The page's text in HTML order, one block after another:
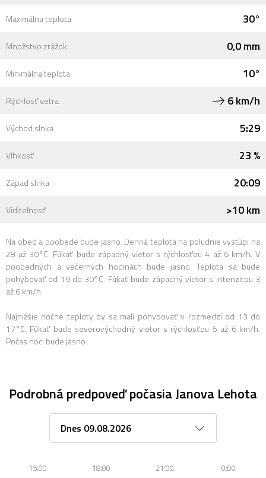
Maximálna teplota 30°
Množstvo zrážok 0,0 mm
Minimálna teplota 10°
Rýchlosť vetra 6 km/h
Východ slnka 5:29
Vlhkosť 23 %
Západ slnka 20:09
Viditeľnosť >10 km
Na obed a poobede bude jasno. Denná teplota na poludnie vystúpi na
28 až 30°C. Fúkať bude západný vietor s rýchlosťou 4 až 6 km/h. V
poobedných a večerných hodinách bude jasno. Teplota sa bude
pohybovať od 19 do 30°C. Fúkať bude západný vietor s intenzitou 3
až 6 km/h.
Najnižšie nočné teploty by sa mali pohybovať v rozmedzí od 13 do
17°C. Fúkať bude severovýchodný vietor s rýchlosťou 5 až 6 km/h.
Počas noci bude jasno.
Podrobná predpoveď počasia Janova Lehota
15:00 18:00 21:00 0:00